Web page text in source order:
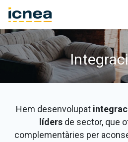
Hem desenvolupat
lídersde sector, que
complementàries per